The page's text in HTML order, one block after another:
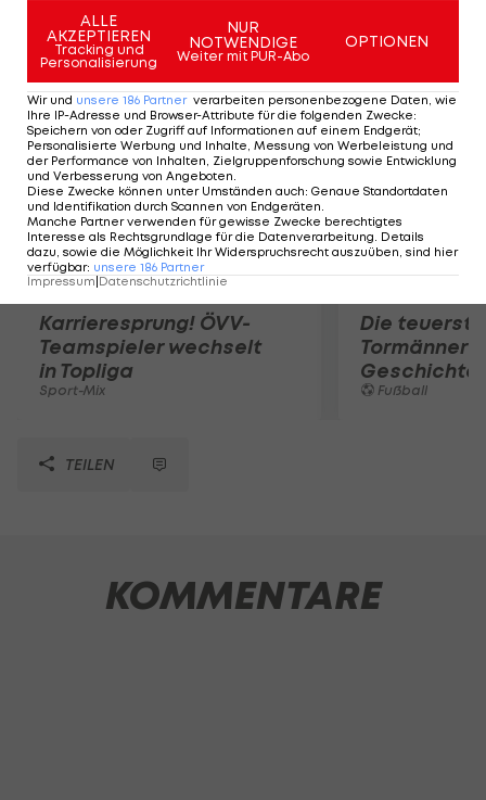
betragen.
Mehr zum Thema
Karrieresprung! ÖVV-
Teamspieler wechselt
in Topliga
Sport-Mix
Die
Tormänner
Geschichte
Fußball
TEILEN
KOMMENTARE
ALLE
AKZEPTIEREN
Tracking und
Personalisierung
NUR
NOTWENDIGE
Weiter mit PUR-Abo
OPTIONEN
Wir und unsere 186 Partner verarbeiten personenbezogene Daten, wie
Ihre IP-Adresse und Browser-Attribute für die folgenden Zwecke:
Speichern von oder Zugriff auf Informationen auf einem Endgerät;
Personalisierte Werbung und Inhalte, Messung von Werbeleistung und
der Performance von Inhalten, Zielgruppenforschung sowie Entwicklung
und Verbesserung von Angeboten.
Diese Zwecke können unter Umständen auch: Genaue Standortdaten
und Identifikation durch Scannen von Endgeräten.
Manche Partner verwenden für gewisse Zwecke berechtigtes
Interesse als Rechtsgrundlage für die Datenverarbeitung. Details
dazu, sowie die Möglichkeit Ihr Widerspruchsrecht auszuüben, sind hier
verfügbar: unsere 186 Partner
Impressum Datenschutzrichtlinie